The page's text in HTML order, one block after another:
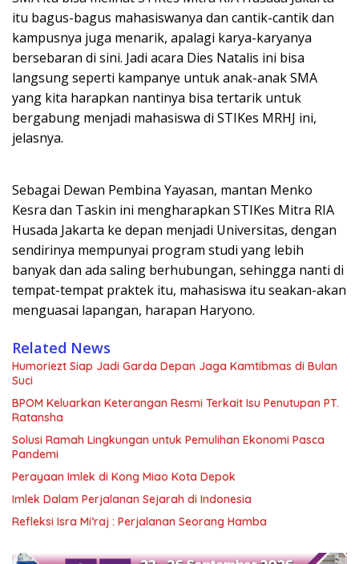
itu bagus-bagus mahasiswanya dan cantik-cantik dan
kampusnya juga menarik, apalagi karya-karyanya
bersebaran di sini. Jadi acara Dies Natalis ini bisa
langsung seperti kampanye untuk anak-anak SMA
yang kita harapkan nantinya bisa tertarik untuk
bergabung menjadi mahasiswa di STIKes MRHJ ini,
jelasnya.
Sebagai Dewan Pembina Yayasan, mantan Menko
Kesra dan Taskin ini mengharapkan STIKes Mitra RIA
Husada Jakarta ke depan menjadi Universitas, dengan
sendirinya mempunyai program studi yang lebih
banyak dan ada saling berhubungan, sehingga nanti di
tempat-tempat praktek itu, mahasiswa itu seakan-akan
menguasai lapangan, harapan Haryono.
Related News
Humoriezt Siap Jadi Garda Depan Jaga Kamtibmas di Bulan
Suci
BPOM Keluarkan Keterangan Resmi Terkait Isu Penutupan PT.
Ratansha
Solusi Ramah Lingkungan untuk Pemulihan Ekonomi Pasca
Pandemi
Perayaan Imlek di Kong Miao Kota Depok
Imlek Dalam Perjalanan Sejarah di Indonesia
Refleksi Isra Mi’raj : Perjalanan Seorang Hamba